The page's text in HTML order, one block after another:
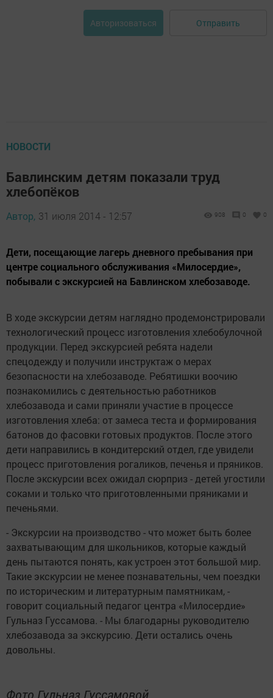
Авторизоваться Отправить
НОВОСТИ
Бавлинским детям показали труд
хлебопёков
Автор, 31 июля 2014 - 12:57 908 0 0
Дети, посещающие лагерь дневного пребывания при
центре социального обслуживания «Милосердие»,
побывали с экскурсией на Бавлинском хлебозаводе.
В ходе экскурсии детям наглядно продемонстрировали
технологический процесс изготовления хлебобулочной
продукции. Перед экскурсией ребята надели
спецодежду и получили инструктаж о мерах
безопасности на хлебозаводе. Ребятишки воочию
познакомились с деятельностью работников
хлебозавода и сами приняли участие в процессе
изготовления хлеба: от замеса теста и формирования
батонов до фасовки готовых продуктов. После этого
дети направились в кондитерский отдел, где увидели
процесс приготовления рогаликов, печенья и пряников.
После экскурсии всех ожидал сюрприз - детей угостили
соками и только что приготовленными пряниками и
печеньями.
- Экскурсии на производство - что может быть более
захватывающим для школьников, которые каждый
день пытаются понять, как устроен этот большой мир.
Такие экскурсии не менее познавательны, чем поездки
по историческим и литературным памятникам, -
говорит социальный педагог центра «Милосердие»
Гульназ Гуссамова. - Мы благодарны руководителю
хлебозавода за экскурсию. Дети остались очень
довольны.
Фото Гульназ Гуссамовой